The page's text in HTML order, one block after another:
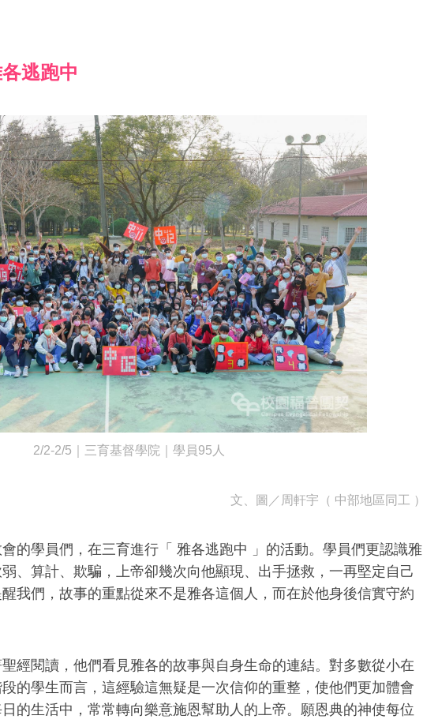
逃跑中
2/2-2/5｜三育基督學院｜學員95人
文、圖／周軒宇（ 中部地區同工 ）
的學員們，在三育進行「 雅各逃跑中 」的活動。學員們更認識雅
、算計、欺騙，上帝卻幾次向他顯現、出手拯救，一再堅定自己
我們，故事的重點從來不是雅各這個人，而在於他身後信實守約
經閱讀，他們看見雅各的故事與自身生命的連結。對多數從小在
的學生而言，這經驗這無疑是一次信仰的重整，使他們更加體會
的生活中，常常轉向樂意施恩幫助人的上帝。願恩典的神使每位